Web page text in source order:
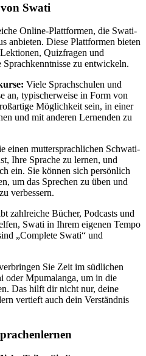
Swati
Online-Plattformen, die Swati-
anbieten. Diese Plattformen bieten
Quizfragen und
zu entwickeln.
Viele Sprachschulen und
an, typischerweise in Form von
Möglichkeit sein, in einer
und mit anderen Lernenden zu
einen muttersprachlichen Schwati-
Ihre Sprache zu lernen, und
ein. Sie können sich persönlich
um das Sprechen zu üben und
verbessern.
zahlreiche Bücher, Podcasts und
Swati in Ihrem eigenen Tempo
„Complete Swati“ und
Sie Zeit im südlichen
oder Mpumalanga, um in die
Das hilft dir nicht nur, deine
vertieft auch dein Verständnis